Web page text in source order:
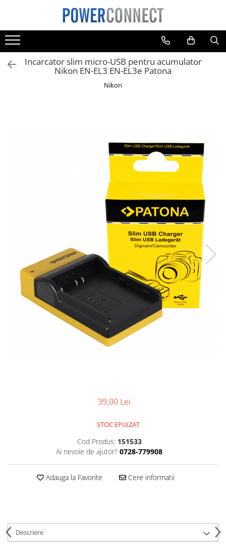
Toate Produsele
Sisteme filtrare apa
Sisteme filtrare apa
POS/Scanere coduri de bare
Scule electrice
Smartwatch
Produse de bucatarie kjøk
Cutite kjøk
Pachete Promo
E14
E27
Incarcator slim micro-USB pentru acumulator
Nikon EN-EL3 EN-EL3e Patona
Nikon
39,00 Lei
STOC EPUIZAT
Cod Produs: 151533
Ai nevoie de ajutor? 0728-779908
Adauga la Favorite Cere informatii
Descriere